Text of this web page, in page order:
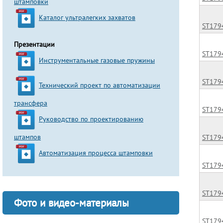
Каталог ультралегких захватов
Презентации
Инструментальные газовые пружины
Технический проект по автоматизации
трансфера
Руководство по проектированию
штампов
Автоматизация процесса штамповки
Фото и видео-материалы